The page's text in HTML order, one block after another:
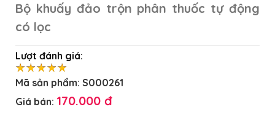
Bộ khuấy đảo trộn phân thuốc tự động
có lọc
Lượt đánh giá:
Mã sản phẩm: S000261
Giá bán: 170.000 đ